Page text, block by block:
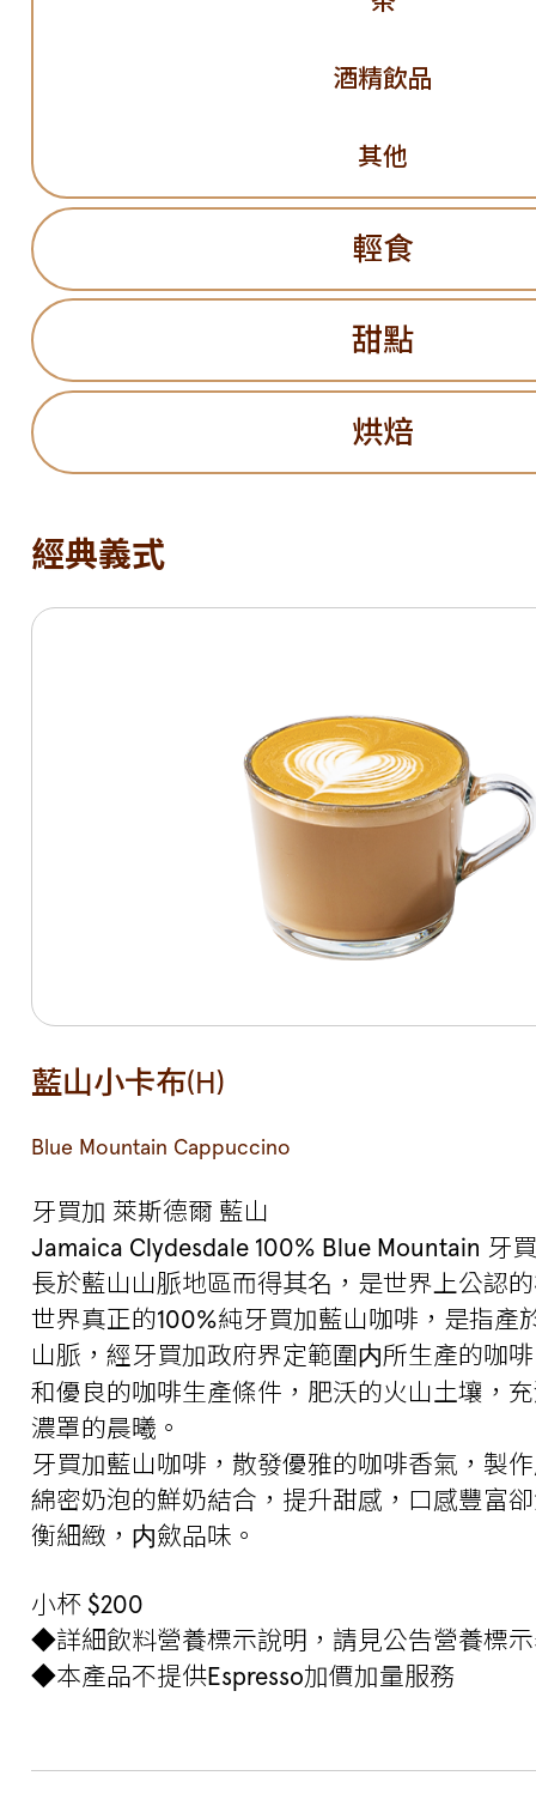
酒精飲品
其他
輕食
甜點
烘焙
經典義式
藍山小卡布(H)
Blue Mountain Cappuccino
牙買加 萊斯德爾 藍山
Jamaica Clydesdale 100% Blue Mountain 牙
長於藍山山脈地區而得其名，是世界上公認
世界真正的100%純牙買加藍山咖啡，是指產
山脈，經牙買加政府界定範圍内所生產的咖
和優良的咖啡生產條件，肥沃的火山土壤，
濃罩的晨曦。
牙買加藍山咖啡，散發優雅的咖啡香氣，製
綿密奶泡的鮮奶結合，提升甜感，口感豐富
衡細緻，内歛品味。
小杯 $200
◆詳細飲料營養標示說明，請見公告營養標
◆本產品不提供Espresso加價加量服務